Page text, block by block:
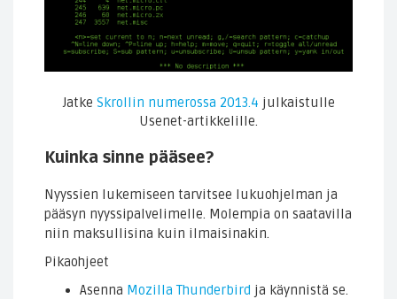
Jatke Skrollin numerossa 2013.4 julkaistulle
Usenet-artikkelille.
Kuinka sinne pääsee?
Nyyssien lukemiseen tarvitsee lukuohjelman ja
pääsyn nyyssipalvelimelle. Molempia on saatavilla
niin maksullisina kuin ilmaisinakin.
Pikaohjeet
Asenna Mozilla Thunderbird ja käynnistä se.